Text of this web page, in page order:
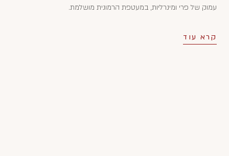
עמוק של פרי ומינרליות, במעטפת הרמונית מושלמת.
קרא עוד